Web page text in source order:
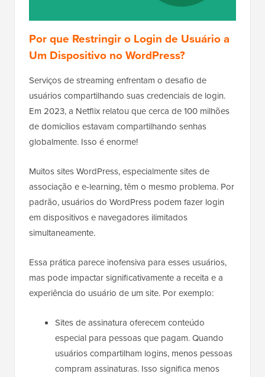
Por que Restringir o Login de Usuário a
Um Dispositivo no WordPress?
Serviços de streaming enfrentam o desafio de
usuários compartilhando suas credenciais de login.
Em 2023, a Netflix relatou que cerca de 100 milhões
de domicílios estavam compartilhando senhas
globalmente. Isso é enorme!
Muitos sites WordPress, especialmente sites de
associação e e-learning, têm o mesmo problema. Por
padrão, usuários do WordPress podem fazer login
em dispositivos e navegadores ilimitados
simultaneamente.
Essa prática parece inofensiva para esses usuários,
mas pode impactar significativamente a receita e a
experiência do usuário de um site. Por exemplo:
Sites de assinatura oferecem conteúdo
especial para pessoas que pagam. Quando
usuários compartilham logins, menos pessoas
compram assinaturas. Isso significa menos